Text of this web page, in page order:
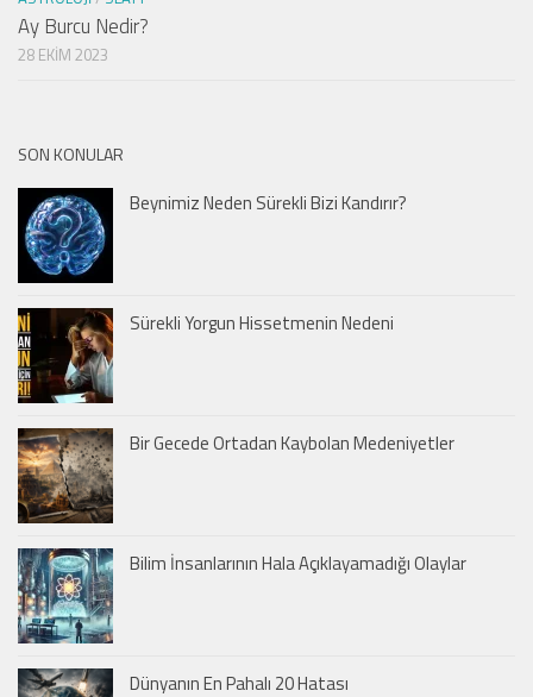
Ay Burcu Nedir?
28 EKIM 2023
SON KONULAR
Beynimiz Neden Sürekli Bizi Kandırır?
Sürekli Yorgun Hissetmenin Nedeni
Bir Gecede Ortadan Kaybolan Medeniyetler
Bilim İnsanlarının Hala Açıklayamadığı Olaylar
Dünyanın En Pahalı 20 Hatası